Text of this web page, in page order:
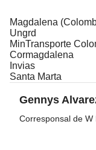
Magdalena
Ungrd
MinTransporte
Cormagdalena
Invias
Santa Marta
Gennys
Corresponsal de W